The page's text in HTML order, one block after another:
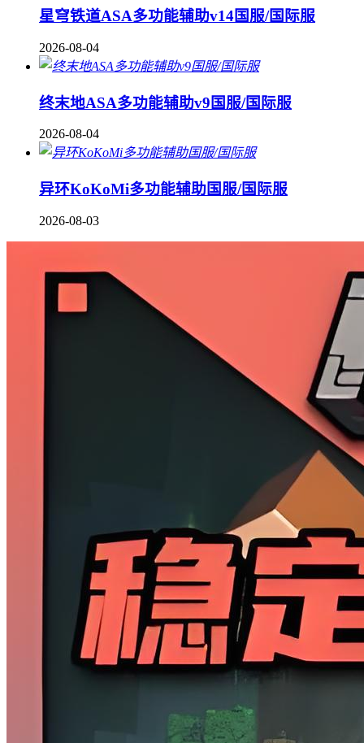
星穹铁道ASA多功能辅助v14国服/国际服
2026-08-04
终末地ASA多功能辅助v9国服/国际服
2026-08-04
异环KoKoMi多功能辅助国服/国际服
2026-08-03